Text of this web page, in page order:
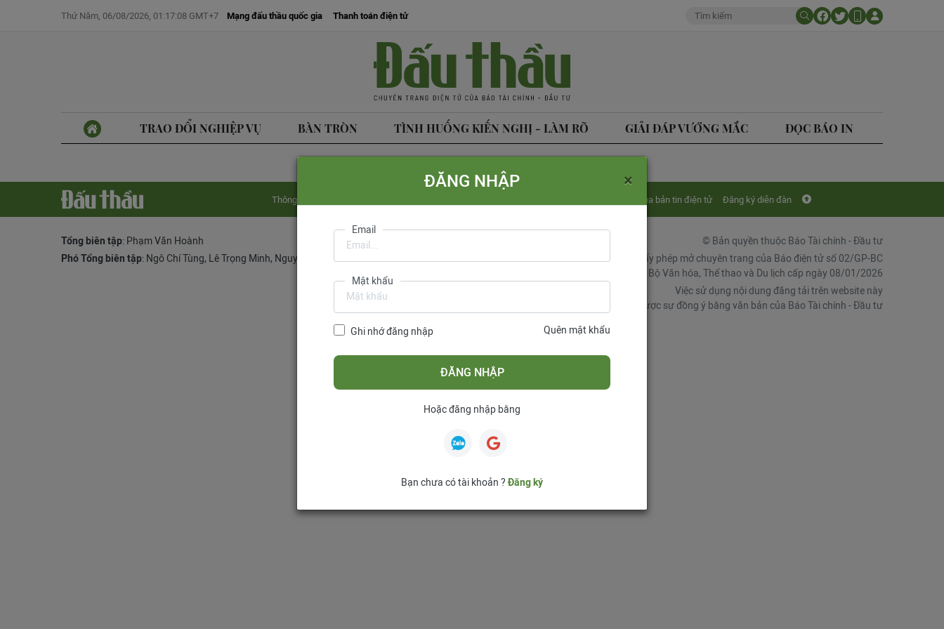
Thứ Năm, 06/08/2026, 01:17:08 GMT+7 Mạng đấu thầu quốc gia Thanh toán điện tử
TRAO ĐỔI NGHIỆP VỤ BÀN TRÒN TÌNH HUỐNG KIẾN NGHỊ - LÀM RÕ GIẢI ĐÁP VƯỚNG MẮC ĐỌC BÁO IN
Thông tin tòa soạn Mua bản tin điện tử Đăng ký diễn đàn
Tổng biên tập: Phạm Văn Hoành
Phó Tổng biên tập: Ngô Chí Tùng, Lê Trọng Minh, Nguyễn Văn Hồng
© Bản quyền thuộc Báo Tài chính - Đầu tư
Giấy phép mở chuyên trang của Báo điện tử số 02/GP-BC
do Cục Báo chí, Bộ Văn hóa, Thể thao và Du lịch cấp ngày 08/01/2026
Việc sử dụng nội dung đăng tải trên website này
phải được sự đồng ý bằng văn bản của Báo Tài chính - Đầu tư
ĐĂNG NHẬP ×
Email
Mật khẩu
Ghi nhớ đăng nhập Quên mật khẩu
ĐĂNG NHẬP
Hoặc đăng nhập bằng
Bạn chưa có tài khoản ?Đăng ký